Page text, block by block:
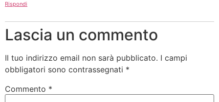
Rispondi
Lascia un commento
Il tuo indirizzo email non sarà pubblicato. I campi
obbligatori sono contrassegnati *
Commento *